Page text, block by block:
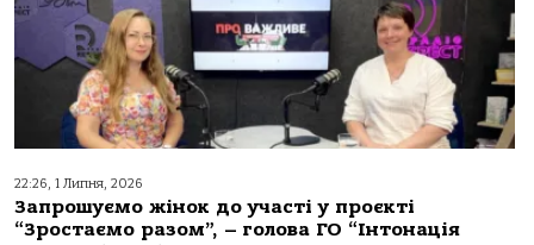
22:26, 1 Липня, 2026
Запрошуємо жінок до участі у проєкті
“Зростаємо разом”, – голова ГО “Інтонація